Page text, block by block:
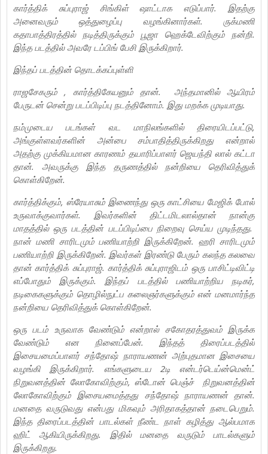
கார்த்திக் சுப்புராஜ் சிங்கிள் ஷாட்டாக எடுப்பார். இதற்கு
அனைவரும் ஒத்துழைப்பு வழங்கினார்கள். ருக்மணி
கதாபாத்திரத்தில் நடித்திருக்கும் பூஜா ஹெக்டேவிற்கும் நன்றி.
இந்த படத்தில் அவரே டப்பிங் பேசி இருக்கிறார்.
இந்தப் படத்தின் தொடக்கப்புள்ளி
ராஜசேகரும் , கார்த்திகேயனும் தான். அந்தமானில் ஆயிரம்
பேருடன் சென்று படப்பிடிப்பு நடத்தினோம். இது மறக்க முடியாது.
நம்முடைய படங்கள் வட மாநிலங்களில் திரையிடப்பட்டு,
அங்குள்ளவர்களின் அன்பை சம்பாதித்திருக்கிறது என்றால்
அதற்கு முக்கியமான காரணம் தயாரிப்பாளர் ஜெயந்தி லால் கட்டா
தான். அவருக்கு இந்த தருணத்தில் நன்றியை தெரிவித்துக்
கொள்கிறேன்.
கார்த்திக்கும், ஸ்ரேயாசும் இணைந்து ஒரு காட்சியை மேஜிக் போல்
உருவாக்குவார்கள். இவர்களின் திட்டமிடலால்தான் நான்கு
மாதத்தில் ஒரு படத்தின் படப்பிடிப்பை நிறைவு செய்ய முடிந்தது.
நான் மணி சாரிடமும் பணியாற்றி இருக்கிறேன். ஹரி சாரிடமும்
பணியாற்றி இருக்கிறேன். இவர்கள் இரண்டு பேரும் கலந்த கலவை
தான் கார்த்திக் சுப்புராஜ். கார்த்திக் சுப்புராஜிடம் ஒரு பாசிட்டிவிட்டி
எப்போதும் இருக்கும். இந்தப் படத்தில் பணியாற்றிய நடிகர்,
நடிகைகளுக்கும் தொழில்நுட்ப கலைஞர்களுக்கும் என் மனமார்ந்த
நன்றியை தெரிவித்துக் கொள்கிறேன்.
ஒரு படம் உருவாக வேண்டும் என்றால் சகோதரத்துவம் இருக்க
வேண்டும் என நினைப்பேன். இந்தத் திரைப்படத்தில்
இசையமைப்பாளர் சந்தோஷ் நாராயணன் அற்புதமான இசையை
வழங்கி இருக்கிறார். எங்களுடைய 2டி என்டர்டெய்ன்மென்ட்
நிறுவனத்தின் லோகோவிற்கும், ஸ்டோன் பெஞ்ச் நிறுவனத்தின்
லோகோவிற்கும் இசையமைத்தது சந்தோஷ் நாராயணன் தான்.
மனதை வருடுவது என்பது மிகவும் அரிதாகத்தான் நடைபெறும்.‌
இந்த திரைப்படத்தின் பாடல்கள் நீண்ட நாள் கழித்து ஆல்பமாக
ஹிட் ஆகியிருக்கிறது. இதில் மனதை வருடும் பாடல்களும்
இருக்கிறது.